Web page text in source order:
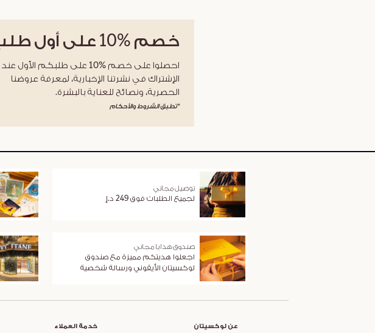
خصم %10 على أول
احصلوا على خصم %10 على طلبكم الأول عند
الإشتراك في نشرتنا الإخبارية، لمعرفة عروضنا
الحصرية، ونصائح للعناية بالبشرة.
*تطبق الشروط والأحكام
توصيل مجاني
لجميع الطلبات فوق 249 د.إ
صندوق هدايا مجاني
اجعلوا هديتكم مميزة مع صندوق
لوكسيتان الأيقوني ورسالة شخصية
عن لوكسيتان خدمة العملاء